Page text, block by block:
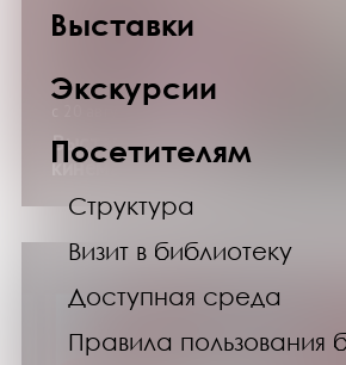
Выставки
Экскурсии
Посетителям
Структура
Визит в библиотеку
Доступная среда
Правила пользования
с 20 августа по 30 сентября 2026 года
Выставка изданий «Лица
кинематографа»